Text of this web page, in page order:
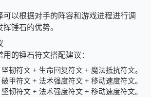
可以根据对手的阵容和游戏进程进行调
锤石的优势。
的锤石符文搭配建议：
韧符文 + 生命回复符文 + 魔法抵抗符文。
甲符文 + 法术强度符文 + 移动速度符文。
韧符文 + 法术强度符文 + 移动速度符文。